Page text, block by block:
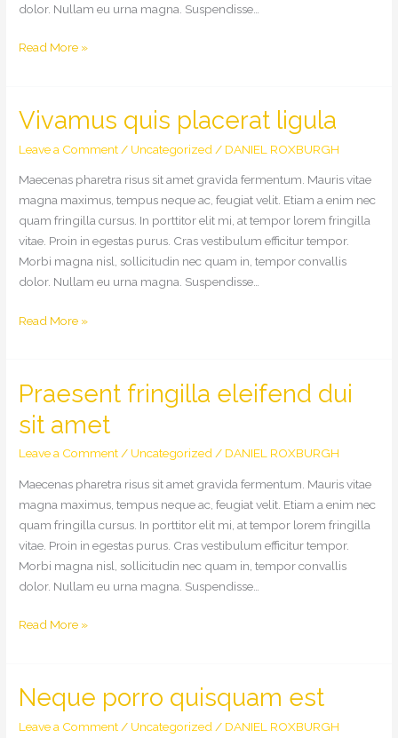
dolor. Nullam eu urna magna. Suspendisse…
Nullam
odio
Read More »
Vivamus quis placerat ligula
Leave a Comment / Uncategorized / DANIEL ROXBURGH
Maecenas pharetra risus sit amet gravida fermentum. Mauris vitae
magna maximus, tempus neque ac, feugiat velit. Etiam a enim nec
quam fringilla cursus. In porttitor elit mi, at tempor lorem fringilla
vitae. Proin in egestas purus. Cras vestibulum efficitur tempor.
Morbi magna nisl, sollicitudin nec quam in, tempor convallis
dolor. Nullam eu urna magna. Suspendisse…
Vivamus
Read More »
Praesent fringilla eleifend dui
sit amet
Leave a Comment/ Uncategorized/ DANIEL ROXBURGH
Maecenas pharetra risus sit amet gravida fermentum. Mauris vitae
magna maximus, tempus neque ac, feugiat velit. Etiam a enim nec
quam fringilla cursus. In porttitor elit mi, at tempor lorem fringilla
vitae. Proin in egestas purus. Cras vestibulum efficitur tempor.
Morbi magna nisl, sollicitudin nec quam in, tempor convallis
dolor. Nullam eu urna magna. Suspendisse…
Praesent
dui
sit
amet
Read More »
Neque porro quisquam est
Leave a Comment / Uncategorized / DANIEL ROXBURGH